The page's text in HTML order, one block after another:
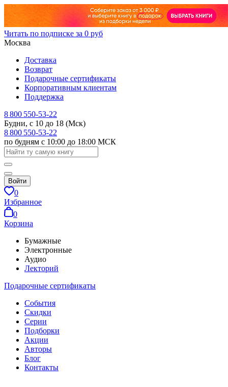
Читать по подписке за 0 руб
Москва
Доставка
Возврат
Подарочные сертификаты
Корпоративным клиентам
Поддержка
8 800 550-53-22
Будни, с 10 до 18 (Мск)
8 800 550-53-22
по будням с 10:00 до 18:00 МСК
Войти
0
Избранное
0
Корзина
Бумажные
Электронные
Аудио
Лекторий
Подарочные сертификаты
События
Скидки
Серии
Подборки
Акции
Авторы
Блог
Контакты